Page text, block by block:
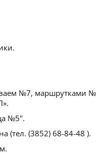
№7, маршрутками
№5".
(тел. (3852) 68-84-48 ).